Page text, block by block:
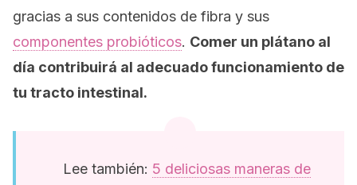
gracias a sus contenidos de fibra y sus
componentes probióticos. Comer un plátano al
día contribuirá al adecuado funcionamiento de
tu tracto intestinal.
Lee también: 5 deliciosas maneras de